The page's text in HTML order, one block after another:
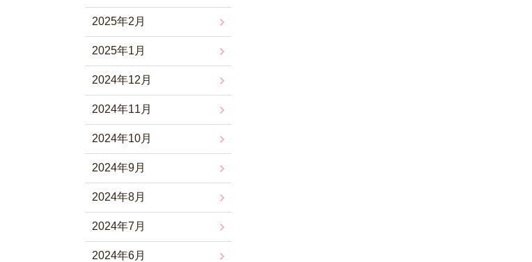
2025年2月
2025年1月
2024年12月
2024年11月
2024年10月
2024年9月
2024年8月
2024年7月
2024年6月